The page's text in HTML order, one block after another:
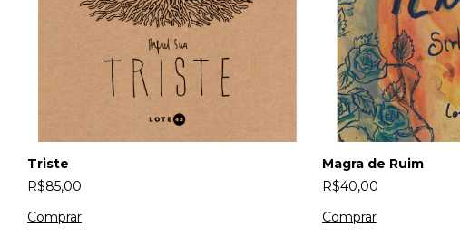
Triste
R$85,00
Magra de Ruim
R$40,00